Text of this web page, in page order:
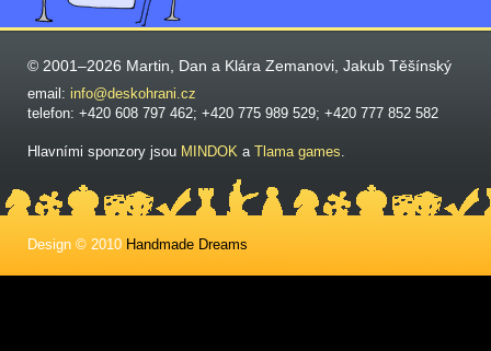
© 2001–2026 Martin, Dan a Klára Zemanovi, Jakub Těšínský
email: info@deskohrani.cz
telefon: +420 608 797 462; +420 775 989 529; +420 777 852 582
Hlavními sponzory jsou MINDOK a Tlama games.
Design © 2010 Handmade Dreams